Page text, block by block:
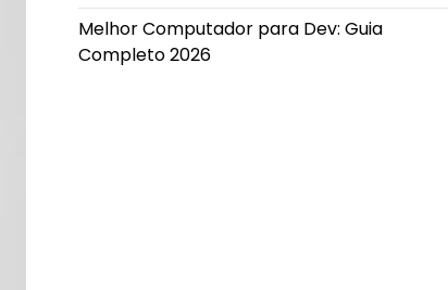
Melhor Computador para Dev: Guia
Completo 2026